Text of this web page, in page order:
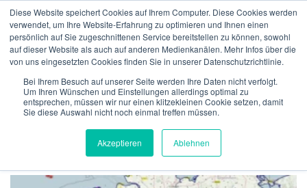
Diese Website speichert Cookies auf Ihrem Computer. Diese Cookies werden
verwendet, um Ihre Website-Erfahrung zu optimieren und Ihnen einen
persönlich auf Sie zugeschnittenen Service bereitstellen zu können, sowohl
auf dieser Website als auch auf anderen Medienkanälen. Mehr Infos über die
von uns eingesetzten Cookies finden Sie in unserer Datenschutzrichtlinie.
Bei Ihrem Besuch auf unserer Seite werden Ihre Daten nicht verfolgt.
Um Ihren Wünschen und Einstellungen allerdings optimal zu
entsprechen, müssen wir nur einen klitzekleinen Cookie setzen, damit
Sie diese Auswahl nicht noch einmal treffen müssen.
Akzeptieren Ablehnen
Inhalt
springen
ÜBER UNS VERSICHERUNGEN VERIFIKATION
TECHNOLGIE TEAM NEWS KONTAKT
DEUTSCH
SCHLAGWORT:WARNUNGEN
Neuigkeiten >Warnungen